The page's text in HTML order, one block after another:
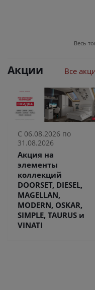
Весь
Акции Все
С 06.08.2026 по
31.08.2026
Акция на
элементы
коллекций
DOORSET, DIESEL,
MAGELLAN,
MODERN, OSKAR,
SIMPLE, TAURUS и
VINATI